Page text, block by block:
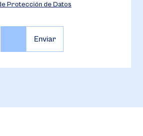
Protección de Datos